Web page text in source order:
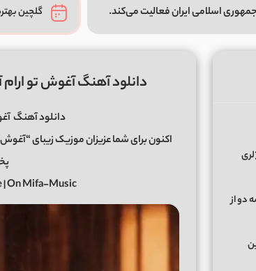
اسلامی ایران فعالیت می‌کند. گلچین
دانلود آهنگ آغوش تو
دانلود آهنگ
| On Mifa-Music
دو از